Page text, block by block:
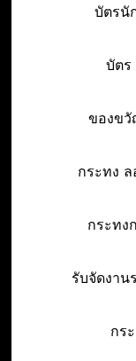
บัตรนั
บัตร
ของข
กระทง ล
กระทง
รับจัดงาน
กร